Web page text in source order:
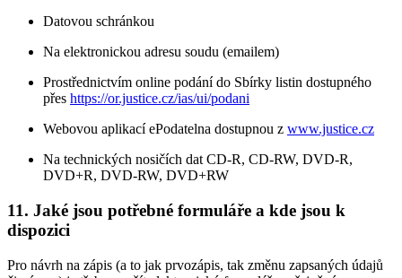
Datovou schránkou
Na elektronickou adresu soudu (emailem)
Prostřednictvím online podání do Sbírky listin dostupného
přes https://or.justice.cz/ias/ui/podani
Webovou aplikací ePodatelna dostupnou z www.justice.cz
Na technických nosičích dat CD-R, CD-RW, DVD-R,
DVD+R, DVD-RW, DVD+RW
11. Jaké jsou potřebné formuláře a kde jsou k
dispozici
Pro návrh na zápis (a to jak prvozápis, tak změnu zapsaných údajů